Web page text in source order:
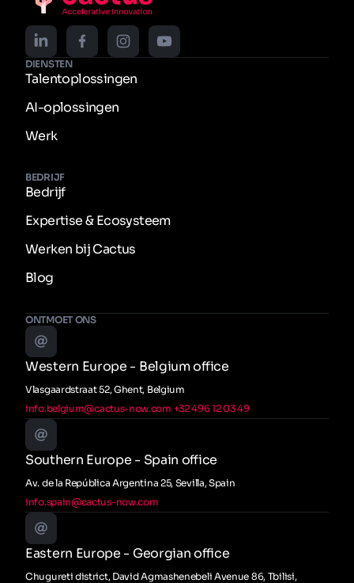
DIENSTEN
Talentoplossingen
AI-oplossingen
Werk
BEDRIJF
Bedrijf
Expertise & Ecosysteem
Werken bij Cactus
Blog
ONTMOET ONS
Western Europe - Belgium office
Vlasgaardstraat 52, Ghent, Belgium
info.belgium@cactus-now.com +32 496 12 03 49
Southern Europe - Spain office
Av. de la República Argentina 25, Sevilla, Spain
info.spain@cactus-now.com
Eastern Europe - Georgian office
Chugureti district, David Agmashenebeli Avenue 86, Tbilisi,